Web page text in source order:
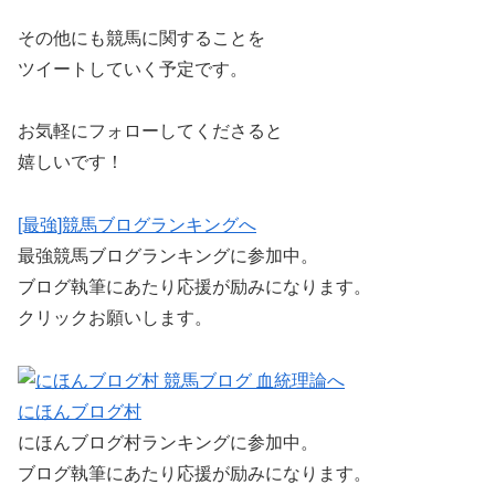
その他にも競馬に関することを
ツイートしていく予定です。
お気軽にフォローしてくださると
嬉しいです！
[最強]競馬ブログランキングへ
最強競馬ブログランキングに参加中。
ブログ執筆にあたり応援が励みになります。
クリックお願いします。
にほんブログ村
にほんブログ村ランキングに参加中。
ブログ執筆にあたり応援が励みになります。